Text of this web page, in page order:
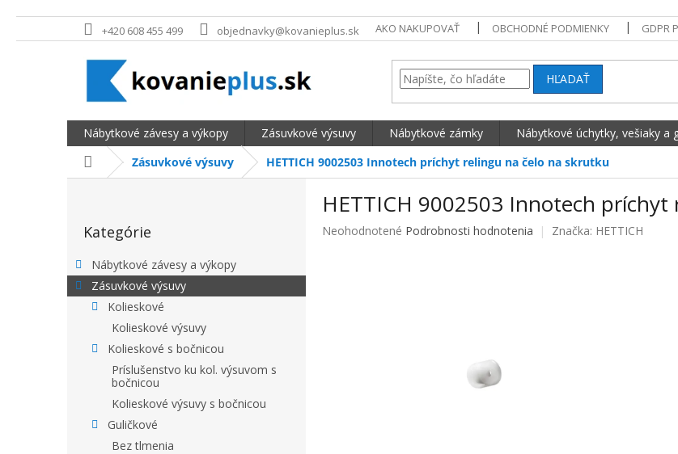
Prejsť na obsah +420 608 455 499 objednavky@kovanieplus.sk AKO NAKUPOVAŤ OBCHODNÉ PODMIENKY GDPR
HĽADAŤ
Nábytkové závesy a výkopy Zásuvkové výsuvy Nábytkové zámky Nábytkové úchytky, vešiaky a
DomovZásuvkové výsuvy HETTICH 9002503 Innotech príchyt relingu na čelo na skrutku
BOČNÝ PANEL
Kategórie
Nábytkové závesy a výkopy
Zásuvkové výsuvy
Kolieskové
Kolieskové výsuvy
Kolieskové s bočnicou
Príslušenstvo ku kol. výsuvom s
bočnicou
Kolieskové výsuvy s bočnicou
Guličkové
Bez tlmenia
HETTICH 9002503 Innotech
Priemerné hodnotenie produktu je 0,0 z 5 hviezdičiek.
Neohodnotené Podrobnosti hodnotenia Značka: HETTICH